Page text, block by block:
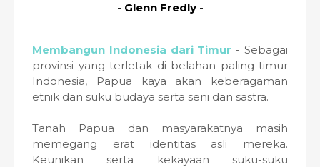
- Glenn Fredly -
Membangun Indonesia dari Timur - Sebagai
provinsi yang terletak di belahan paling timur
Indonesia, Papua kaya akan keberagaman
etnik dan suku budaya serta seni dan sastra.
Tanah Papua dan masyarakatnya masih
memegang erat identitas asli mereka.
Keunikan serta kekayaan suku-suku